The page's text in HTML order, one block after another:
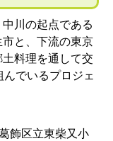
川の起点である
と、下流の東京
料理を通して交
でいるプロジェ
飾区立東柴又小